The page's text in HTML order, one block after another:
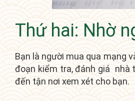
Thứ hai: Nhờ
Bạn là người mua qua mạng
đoạn kiểm tra, đánh giá nhà
đến tận nơi xem xét cho bạn.